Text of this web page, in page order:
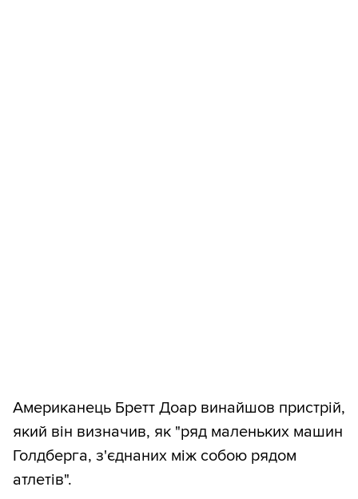
Американець Бретт Доар винайшов пристрій,
який він визначив, як "ряд маленьких машин
Голдберга, з'єднаних між собою рядом
атлетів".